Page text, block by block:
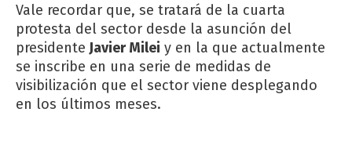
Vale recordar que, se tratará de la cuarta
protesta del sector desde la asunción del
presidente Javier Milei y en la que actualmente
se inscribe en una serie de medidas de
visibilización que el sector viene desplegando
en los últimos meses.